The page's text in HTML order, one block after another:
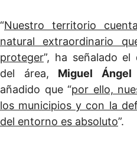
“Nuestro territorio
natural extraordinario
proteger”, ha señalado el
del área, Miguel Ángel
añadido que “por ello,
los municipios y con la
del entorno es absoluto”.